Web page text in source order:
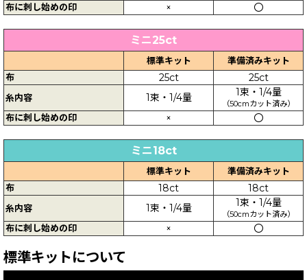
布に刺し始めの印 × 〇
ミニ25ct
標準キット
準備済みキット
布
25ct 25ct
糸内容 1束・1/4量 1束・1/4量
（50cmカット済み）
布に刺し始めの印 × 〇
ミニ18ct
標準キット
準備済みキット
布
18ct 18ct
糸内容 1束・1/4量 1束・1/4量
（50cmカット済み）
布に刺し始めの印 × 〇
標準キットについて